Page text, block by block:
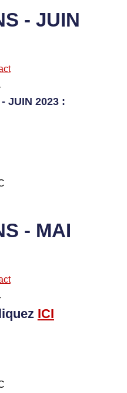
- JUIN
JUIN 2023 :
- MAI
ICI